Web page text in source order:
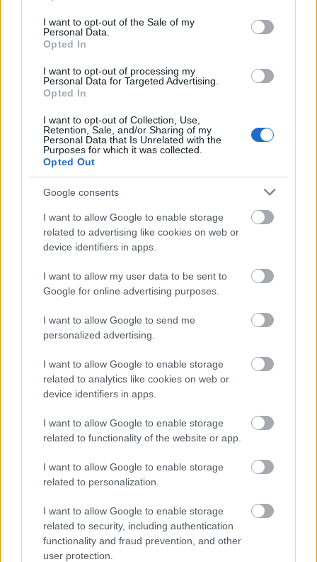
use your data for below specified purposes in below Google
consent section.
I want to opt-out of the Sale of my
Personal Data.
Opted In
I want to opt-out of processing my
Personal Data for Targeted Advertising.
Opted In
I want to opt-out of Collection, Use,
Retention, Sale, and/or Sharing of my
Personal Data that Is Unrelated with the
Purposes for which it was collected.
Opted Out
Google consents
I want to allow Google to enable storage
related to advertising like cookies on web or
device identifiers in apps.
I want to allow my user data to be sent to
Google for online advertising purposes.
I want to allow Google to send me
personalized advertising.
I want to allow Google to enable storage
related to analytics like cookies on web or
device identifiers in apps.
I want to allow Google to enable storage
related to functionality of the website or app.
I want to allow Google to enable storage
related to personalization.
I want to allow Google to enable storage
related to security, including authentication
functionality and fraud prevention, and other
user protection.
sugestiva insotita de niste versuri, o maxima sau
cateva cuvinte care sa vorbeasca despre modul in
care s-au cunoscut cei doi sau despre modul in care
a evoluat relatia acestora sunt motive folosite in
Materialele folosite in crearea invitatiilor pot fi
variate, de la clasica hartie alba sau crem, la hartia
cu insertii florale, papirusul egiptean, la catifeaua
eleganta cu broderie si panglici din satin.
Invitatiile de nunta pot fi accesorizate cu diverse